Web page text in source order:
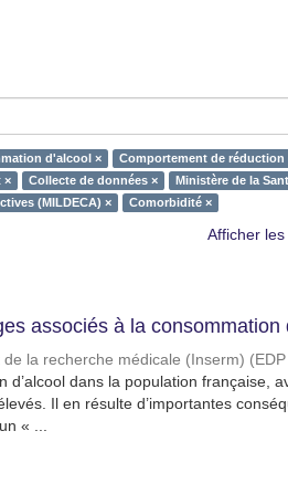
d'alcool ×
Comportement de réduction
× Collecte de données × Ministère de la
(MILDECA) ×
Comorbidité ×
Afficher
associés à la consommation
la recherche médicale (Inserm) (
d’alcool dans la population française,
Il en résulte d’importantes
« ...